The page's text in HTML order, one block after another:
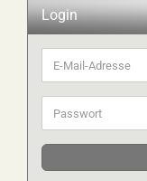
Login
E-
Mail-
Adresse
Passwort